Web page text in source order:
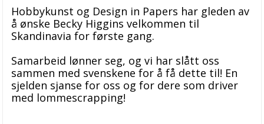
Hobbykunst og Design in Papers har gleden av
å ønske Becky Higgins velkommen til
Skandinavia for første gang.
Samarbeid lønner seg, og vi har slått oss
sammen med svenskene for å få dette til! En
sjelden sjanse for oss og for dere som driver
med lommescrapping!